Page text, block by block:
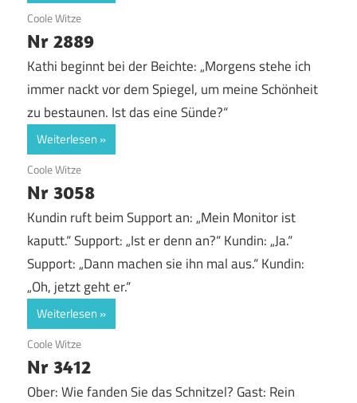
3. August 2017
Coole Witze
Nr 2889
Kathi beginnt bei der Beichte: „Morgens stehe ich
immer nackt vor dem Spiegel, um meine Schönheit
zu bestaunen. Ist das eine Sünde?“
Weiterlesen
30. Juli 2017
Coole Witze
Nr 3058
Kundin ruft beim Support an: „Mein Monitor ist
kaputt.“ Support: „Ist er denn an?“ Kundin: „Ja.“
Support: „Dann machen sie ihn mal aus.“ Kundin:
„Oh, jetzt geht er.“
Weiterlesen
24. Juli 2017
Coole Witze
Nr 3412
Ober: Wie fanden Sie das Schnitzel? Gast: Rein